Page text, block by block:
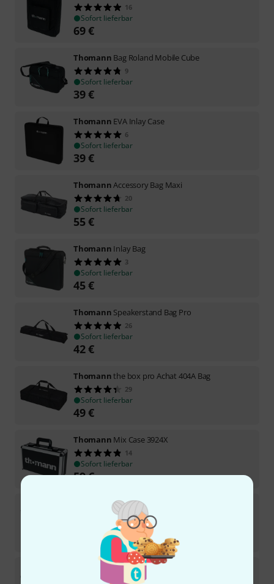
16
Sofort lieferbar
69€
Thomann Bag Roland Mobile Cube
9
Sofort lieferbar
39€
Thomann EVA Inlay Case
6
Sofort lieferbar
39€
ThomannAccessory Bag Maxi
20
Sofort lieferbar
55€
Thomann Inlay Bag
3
Sofort lieferbar
45€
Thomann Speakerstand Bag Pro
26
Sofort lieferbar
42€
Thomannthe box pro Achat 404A Bag
29
Sofort lieferbar
49€
Thomann Mix Case 3924X
14
Sofort lieferbar
59€
Mix Case 4929X
17
Sofort lieferbar
ThomannMix Case 3519X
16